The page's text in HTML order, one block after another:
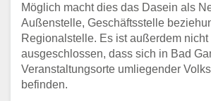
Möglich macht dies das Dasein als
Außenstelle, Geschäftsstelle
Regionalstelle. Es ist außerdem nicht
ausgeschlossen, dass sich in Bad
Veranstaltungsorte umliegender
befinden.